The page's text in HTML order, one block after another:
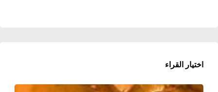
اختيار القراء